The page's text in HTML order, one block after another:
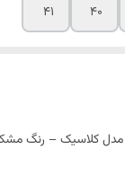
۴۰ ۴۱
مدل کلاسیک – رنگ